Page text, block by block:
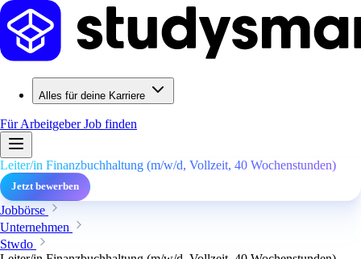
Alles für deine Karriere
Für ArbeitgeberJob finden
Leiter/in Finanzbuchhaltung (m/w/d, Vollzeit, 40 Wochenstunden)
Jetzt bewerben
Jobbörse
Unternehmen
Stwdo